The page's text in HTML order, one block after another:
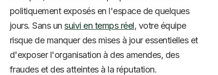
politiquement exposés en l'espace de quelques
jours. Sans unsuivi en temps réel, votre équipe
risque de manquer des mises à jour essentielles et
d'exposer l'organisation à des amendes, des
fraudes et des atteintes à la réputation.